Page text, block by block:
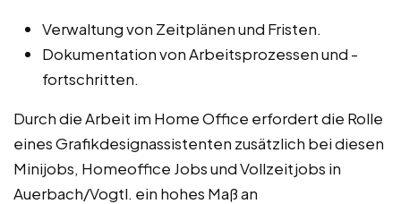
Verwaltung von Zeitplänen und Fristen.
Dokumentation von Arbeitsprozessen und -
fortschritten.
Durch die Arbeit im Home Office erfordert die Rolle
eines Grafikdesignassistenten zusätzlich bei diesen
Minijobs, Homeoffice Jobs und Vollzeitjobs in
Auerbach/Vogtl. ein hohes Maß an